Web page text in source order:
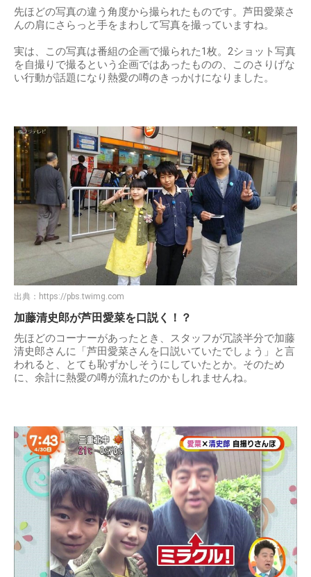
先ほどの写真の違う角度から撮られたものです。芦田愛菜さ
んの肩にさらっと手をまわして写真を撮っていますね。
実は、この写真は番組の企画で撮られた1枚。2ショット写真
を自撮りで撮るという企画ではあったものの、このさりげな
い行動が話題になり熱愛の噂のきっかけになりました。
出典： https://pbs.twimg.com
加藤清史郎が芦田愛菜を口説く！？
先ほどのコーナーがあったとき、スタッフが冗談半分で加藤
清史郎さんに「芦田愛菜さんを口説いていたでしょう」と言
われると、とても恥ずかしそうにしていたとか。そのため
に、余計に熱愛の噂が流れたのかもしれませんね。